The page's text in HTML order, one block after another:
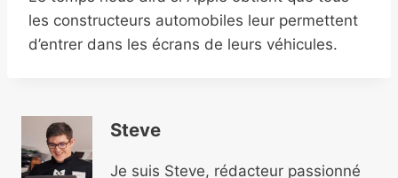
les constructeurs automobiles leur permettent
d’entrer dans les écrans de leurs véhicules.
Steve
Je suis Steve, rédacteur passionné